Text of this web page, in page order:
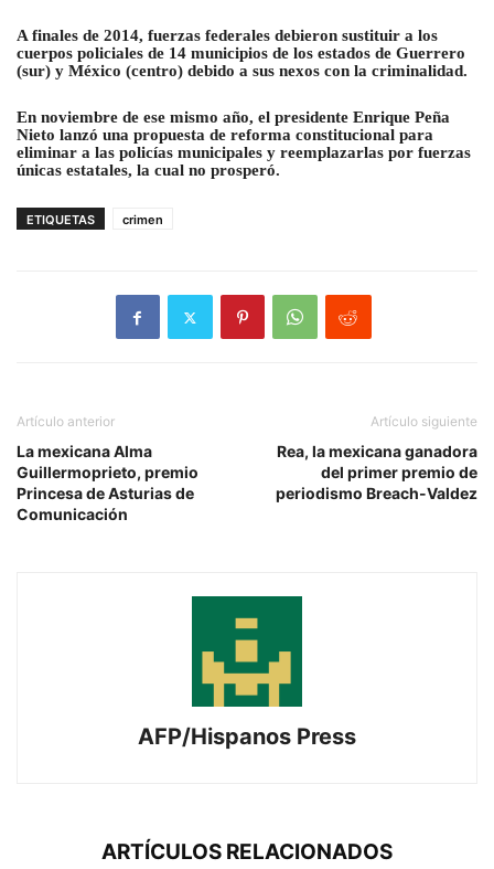
A finales de 2014, fuerzas federales debieron sustituir a los
cuerpos policiales de 14 municipios de los estados de Guerrero
(sur) y México (centro) debido a sus nexos con la criminalidad.
En noviembre de ese mismo año, el presidente Enrique Peña
Nieto lanzó una propuesta de reforma constitucional para
eliminar a las policías municipales y reemplazarlas por fuerzas
únicas estatales, la cual no prosperó.
ETIQUETAS crimen
Artículo anterior
La mexicana Alma
Guillermoprieto, premio
Princesa de Asturias de
Comunicación
Artículo siguiente
Rea, la mexicana ganadora
del primer premio de
periodismo Breach-Valdez
AFP/Hispanos Press
ARTÍCULOS RELACIONADOS